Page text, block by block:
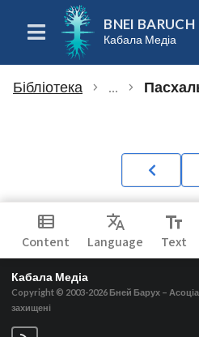
BNEI BARUCH
Кабала Медіа
Бібліотека chevron_right ... chevron_right
view_list
Content
Translate
Language
text_fields
Text
Кабала Медіа
Copyright © 2003-2026 Бней Барух –
захищені